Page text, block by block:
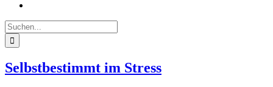
Suche
nach:
Selbstbestimmt im Stress